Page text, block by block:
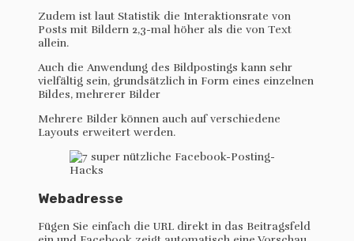
Zudem ist laut Statistik die Interaktionsrate von
Posts mit Bildern 2,3-mal höher als die von Text
allein.
Auch die Anwendung des Bildpostings kann sehr
vielfältig sein, grundsätzlich in Form eines einzelnen
Bildes, mehrerer Bilder
Mehrere Bilder können auch auf verschiedene
Layouts erweitert werden.
Webadresse
Fügen Sie einfach die URL direkt in das Beitragsfeld